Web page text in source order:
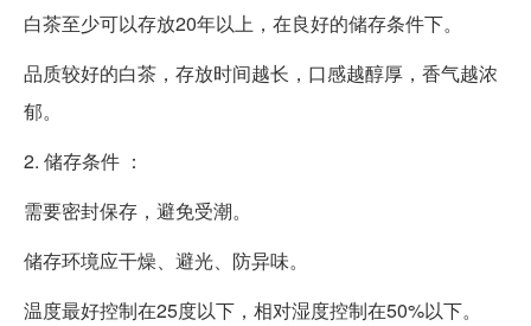
白茶至少可以存放20年以上，在良好的储存条件下。
品质较好的白茶，存放时间越长，口感越醇厚，香气越浓
郁。
2. 储存条件 ：
需要密封保存，避免受潮。
储存环境应干燥、避光、防异味。
温度最好控制在25度以下，相对湿度控制在50%以下。